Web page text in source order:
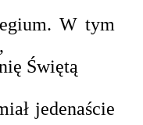
W tym
Świętą
jedenaście